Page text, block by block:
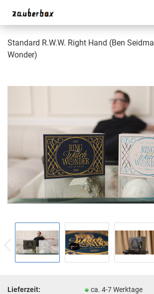
Standard R.W.W. Right Hand (Ben
Wonder)
Lieferzeit: ca. 4-7 Werktage